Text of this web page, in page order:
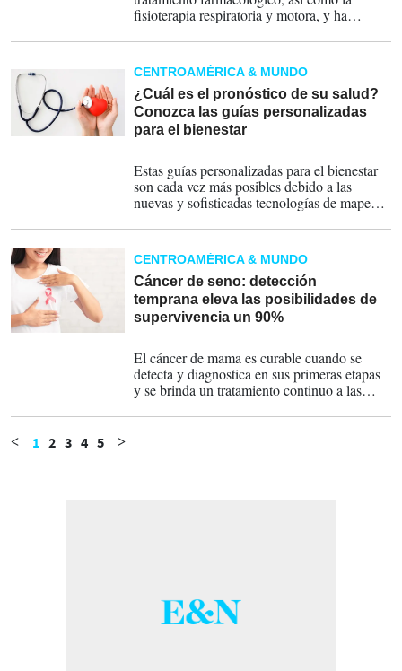
fisioterapia respiratoria y motora, y ha
un poco, indicaron las fuentes vaticanas.
CENTROAMÉRICA & MUNDO
¿Cuál es el pronóstico de su salud?
Conozca las guías personalizadas
para el bienestar
Estas guías personalizadas para el bienestar
son cada vez más posibles debido a las
nuevas y sofisticadas tecnologías de mapeo
todo el genoma.
CENTROAMÉRICA & MUNDO
Cáncer de seno: detección
temprana eleva las posibilidades de
supervivencia un 90%
El cáncer de mama es curable cuando se
detecta y diagnostica en sus primeras etapas
y se brinda un tratamiento continuo a las
< 1 2 3 4 5 >